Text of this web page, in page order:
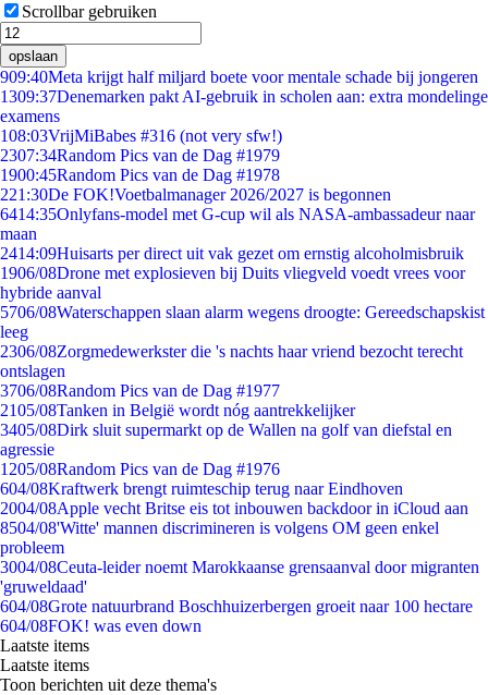
Scrollbar gebruiken
opslaan
909:40Meta krijgt half miljard boete voor mentale schade bij jongeren
1309:37Denemarken pakt AI-gebruik in scholen aan: extra mondelinge
examens
108:03VrijMiBabes #316 (not very sfw!)
2307:34Random Pics van de Dag #1979
1900:45Random Pics van de Dag #1978
221:30De FOK!Voetbalmanager 2026/2027 is begonnen
6414:35Onlyfans-model met G-cup wil als NASA-ambassadeur naar
maan
2414:09Huisarts per direct uit vak gezet om ernstig alcoholmisbruik
1906/08Drone met explosieven bij Duits vliegveld voedt vrees voor
hybride aanval
5706/08Waterschappen slaan alarm wegens droogte: Gereedschapskist
leeg
2306/08Zorgmedewerkster die 's nachts haar vriend bezocht terecht
ontslagen
3706/08Random Pics van de Dag #1977
2105/08Tanken in België wordt nóg aantrekkelijker
3405/08Dirk sluit supermarkt op de Wallen na golf van diefstal en
agressie
1205/08Random Pics van de Dag #1976
604/08Kraftwerk brengt ruimteschip terug naar Eindhoven
2004/08Apple vecht Britse eis tot inbouwen backdoor in iCloud aan
8504/08'Witte' mannen discrimineren is volgens OM geen enkel
probleem
3004/08Ceuta-leider noemt Marokkaanse grensaanval door migranten
'gruweldaad'
604/08Grote natuurbrand Boschhuizerbergen groeit naar 100 hectare
604/08FOK! was even down
Laatste items
Laatste items
Toon berichten uit deze thema's